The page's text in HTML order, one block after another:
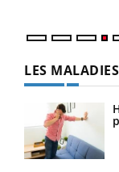
LES MALADIES